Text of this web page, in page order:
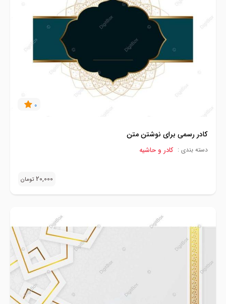
0
کادر رسمی برای نوشتن متن
دسته بندی : کادر و حاشیه
20,000 تومان